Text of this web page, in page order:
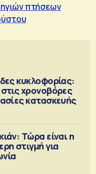
πτήσεων
κυκλοφορίας:
χρονοβόρες
κατασκευής
Τώρα είναι η
στιγμή για